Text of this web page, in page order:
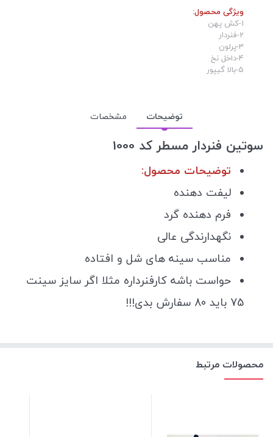
ویژگی محصول:
1-کش پهن
2-فنردار
3-پرلون
4-داخل نخ
5-بالا گیپور
توضیحات مشخصات
سوتین فنردار مسطر کد 1000
توضیحات محصول:
لیفت دهنده
فرم دهنده گرد
نگهدارندگی عالی
مناسب سینه های شل و افتاده
حواست باشه کارفنرداره مثلا اگر سایز سینت
75 باید 80 سفارش بدی!!!
محصولات مرتبط